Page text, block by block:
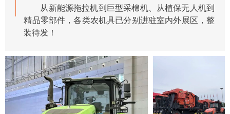
从新能源拖拉机到巨型采棉机、从植保无人机到
精品零部件，各类农机具已分别进驻室内外展区，整
装待发！